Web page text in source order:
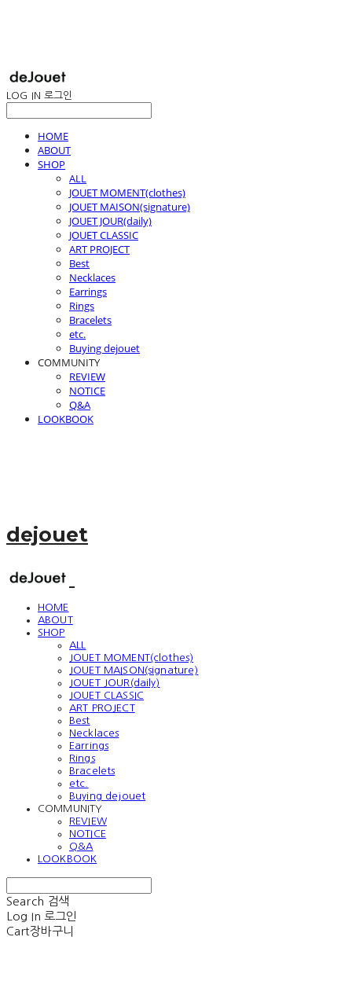
LOG IN 로그인
HOME
ABOUT
SHOP
ALL
JOUET MOMENT(clothes)
JOUET MAISON(signature)
JOUET JOUR(daily)
JOUET CLASSIC
ART PROJECT
Best
Necklaces
Earrings
Rings
Bracelets
etc.
Buying dejouet
COMMUNITY
REVIEW
NOTICE
Q&A
LOOKBOOK
dejouet
HOME
ABOUT
SHOP
ALL
JOUET MOMENT(clothes)
JOUET MAISON(signature)
JOUET JOUR(daily)
JOUET CLASSIC
ART PROJECT
Best
Necklaces
Earrings
Rings
Bracelets
etc.
Buying dejouet
COMMUNITY
REVIEW
NOTICE
Q&A
LOOKBOOK
Search 검색
Log In 로그인
Cart장바구니